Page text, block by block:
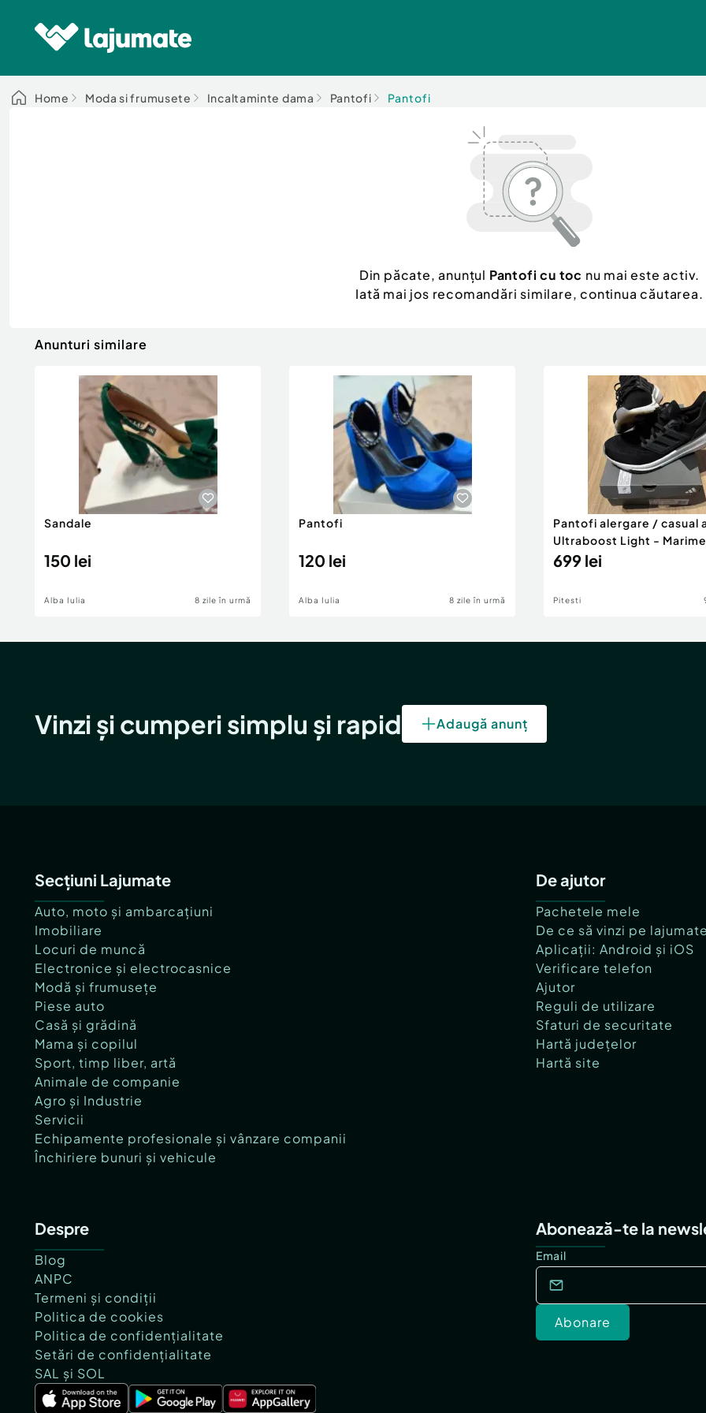
Home Moda si frumusete Incaltaminte dama Pantofi Pantofi
Din păcate, anunțul Pantofi cu toc nu mai este activ.
Iată mai jos recomandări similare, continua căutarea.
Anunturi similare
Sandale
150 lei
Alba Iulia 8 zile în urmă
Pantofi
120 lei
Alba Iulia 8 zile în urmă
Pantofi alergare / casual
Ultraboost Light -
Cutie Originală
699 lei
Pitesti
Vinzi și cumperi simplu și rapid Adaugă anunț
Secțiuni Lajumate
Auto, moto și ambarcațiuni
Imobiliare
Locuri de muncă
Electronice și electrocasnice
Modă și frumusețe
Piese auto
Casă și grădină
Mama și copilul
Sport, timp liber, artă
Animale de companie
Agro și Industrie
Servicii
Echipamente profesionale și vânzare companii
Închiriere bunuri și vehicule
De ajutor
Pachetele mele
De ce să vinzi pe
Aplicații: Android și iOS
Verificare telefon
Ajutor
Reguli de utilizare
Sfaturi de securitate
Hartă județelor
Hartă site
Despre
Blog
ANPC
Termeni și condiții
Politica de cookies
Politica de confidențialitate
Setări de confidențialitate
SAL și SOL
Abonează-te la
Email
Abonare